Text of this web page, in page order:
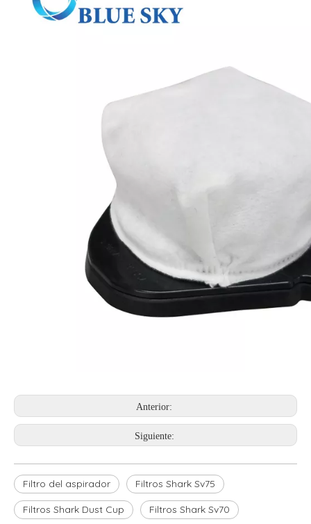
Anterior:
Siguiente:
Filtro del aspirador Filtros Shark Sv75
Filtros Shark Dust Cup Filtros Shark Sv70